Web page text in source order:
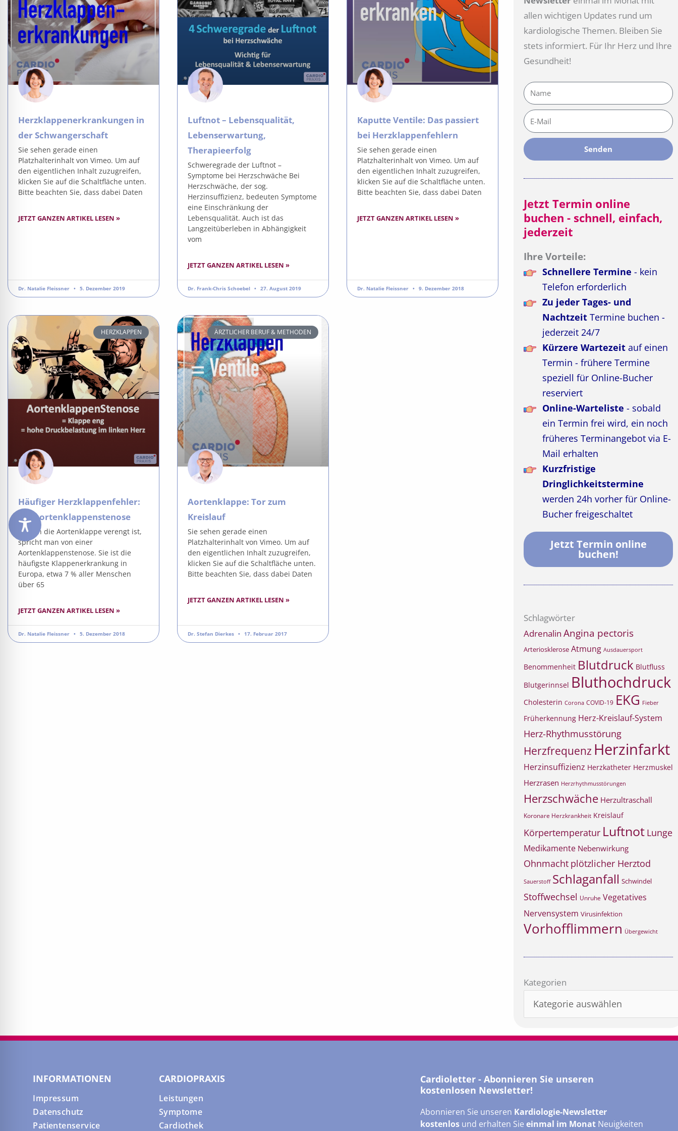
Herzklappenerkrankungen in
der Schwangerschaft
Sie sehen gerade einen
Platzhalterinhalt von Vimeo. Um auf
den eigentlichen Inhalt zuzugreifen,
klicken Sie auf die Schaltfläche unten.
Bitte beachten Sie, dass dabei Daten
JETZT GANZEN ARTIKEL LESEN »
Dr. Natalie Fleissner 5. Dezember 2019
Luftnot – Lebensqualität,
Lebenserwartung,
Therapieerfolg
Schweregrade der Luftnot –
Symptome bei Herzschwäche Bei
Herzschwäche, der sog.
Herzinsuffizienz, bedeuten Symptome
eine Einschränkung der
Lebensqualität. Auch ist das
Langzeitüberleben in Abhängigkeit
vom
JETZT GANZEN ARTIKEL LESEN »
Dr. Frank-Chris Schoebel 27. August 2019
Kaputte Ventile: Das passiert
bei Herzklappenfehlern
Sie sehen gerade einen
Platzhalterinhalt von Vimeo. Um auf
den eigentlichen Inhalt zuzugreifen,
klicken Sie auf die Schaltfläche unten.
Bitte beachten Sie, dass dabei Daten
JETZT GANZEN ARTIKEL LESEN »
Dr. Natalie Fleissner 9. Dezember 2018
HERZKLAPPEN
Häufiger Herzklappenfehler:
die Aortenklappenstenose
Wenn die Aortenklappe verengt ist,
spricht man von einer
Aortenklappenstenose. Sie ist die
häufigste Klappenerkrankung in
Europa, etwa 7 % aller Menschen
über 65
JETZT GANZEN ARTIKEL LESEN »
Dr. Natalie Fleissner 5. Dezember 2018
ÄRZTLICHER BERUF & METHODEN
Aortenklappe: Tor zum
Kreislauf
Sie sehen gerade einen
Platzhalterinhalt von Vimeo. Um auf
den eigentlichen Inhalt zuzugreifen,
klicken Sie auf die Schaltfläche unten.
Bitte beachten Sie, dass dabei Daten
JETZT GANZEN ARTIKEL LESEN »
Dr. Stefan Dierkes 17. Februar 2017
allen wichtigen Updates rund um
kardiologische Themen. Bleiben Sie
stets informiert. Für Ihr Herz und Ihre
Gesundheit!
Name
E-
Mail
Senden
Jetzt Termin online
buchen - schnell, einfach,
jederzeit
Ihre Vorteile:
Schnellere Termine - kein
Telefon erforderlich
Zu jeder Tages- und
NachtzeitTermine buchen -
jederzeit 24/7
Kürzere Wartezeitauf einen
Termin - frühere Termine
speziell für Online-Bucher
reserviert
Online-Warteliste - sobald
ein Termin frei wird, ein noch
früheres Terminangebot via E-
Mail erhalten
Kurzfristige
Dringlichkeitstermine
werden 24h vorher für Online-
Bucher freigeschaltet
Jetzt Termin online
buchen!
Schlagwörter
Adrenalin Angina pectoris
Arteriosklerose Atmung Ausdauersport
Benommenheit Blutdruck Blutfluss
Blutgerinnsel Bluthochdruck
Cholesterin Corona COVID-19 EKG Fieber
Früherkennung Herz-Kreislauf-System
Herz-Rhythmusstörung
Herzfrequenz Herzinfarkt
Herzinsuffizienz Herzkatheter Herzmuskel
Herzrasen Herzrhythmusstörungen
Herzschwäche Herzultraschall
Koronare Herzkrankheit Kreislauf
Körpertemperatur Luftnot Lunge
Medikamente Nebenwirkung
Ohnmacht plötzlicher Herztod
Sauerstoff Schlaganfall Schwindel
Stoffwechsel Unruhe Vegetatives
Nervensystem Virusinfektion
Vorhofflimmern Übergewicht
Kategorien
Kategorien
INFORMATIONEN
Impressum
Datenschutz
Patientenservice
CARDIOPRAXIS
Leistungen
Symptome
Cardiothek
Cardioletter - Abonnieren Sie unseren
kostenlosen Newsletter!
Abonnieren Sie unseren Kardiologie-Newsletter
kostenlos und erhalten Sieeinmal im Monat Neuigkeiten